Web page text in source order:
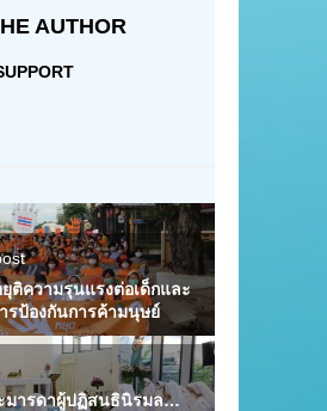
AUTHOR
ติความรุนแรงต่อเด็กและ
รป้องกันการค้ามนุษย์
มารดาผู้ปฏิสนธินิรมล…